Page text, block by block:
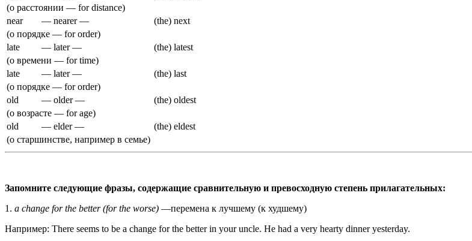
(о расстоянии — for distance)
near
— nearer —
(the) next
(о порядке — for order)
late
— later —
(the) latest
(о времени — for time)
late
— later —
(the) last
(о порядке — for order)
old
— older —
(the) oldest
(о возрасте — for age)
old
— elder —
(the) eldest
(о старшинстве, например в семье)
Запомните следующие фразы, содержащие сравнительную и превосходную степень прилагательных:
1. a change for the better (for the worse) —перемена к лучшему (к худшему)
Например: There seems to be a change for the better in your uncle. He had a very hearty dinner yesterday.